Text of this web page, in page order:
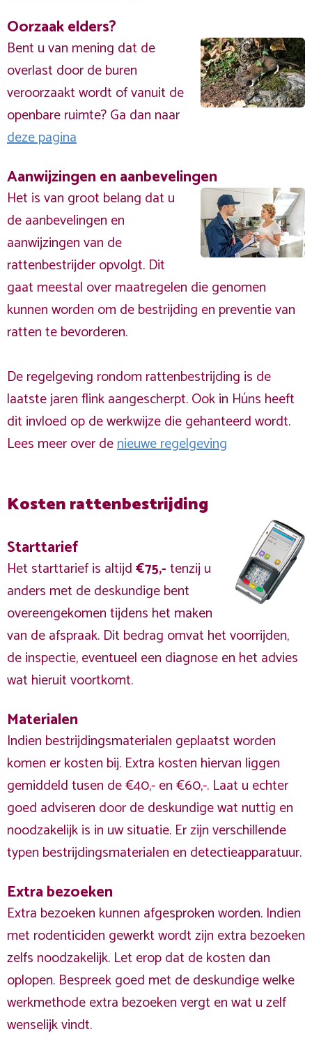
Oorzaak elders?
Bent u van mening dat de
overlast door de buren
veroorzaakt wordt of vanuit de
openbare ruimte? Ga dan naar
deze pagina
Aanwijzingen en aanbevelingen
Het is van groot belang dat u
de aanbevelingen en
aanwijzingen van de
rattenbestrijder opvolgt. Dit
gaat meestal over maatregelen die genomen
kunnen worden om de bestrijding en preventie van
ratten te bevorderen.
De regelgeving rondom rattenbestrijding is de
laatste jaren flink aangescherpt. Ook in Húns heeft
dit invloed op de werkwijze die gehanteerd wordt.
Lees meer over denieuwe regelgeving
Kosten rattenbestrijding
Starttarief
Het starttarief is altijd€75,-tenzij u
anders met de deskundige bent
overeengekomen tijdens het maken
van de afspraak. Dit bedrag omvat het voorrijden,
de inspectie, eventueel een diagnose en het advies
wat hieruit voortkomt.
Materialen
Indien bestrijdingsmaterialen geplaatst worden
komen er kosten bij. Extra kosten hiervan liggen
gemiddeld tusen de €40,- en €60,-. Laat u echter
goed adviseren door de deskundige wat nuttig en
noodzakelijk is in uw situatie. Er zijn verschillende
typen bestrijdingsmaterialen en detectieapparatuur.
Extra bezoeken
Extra bezoeken kunnen afgesproken worden. Indien
met rodenticiden gewerkt wordt zijn extra bezoeken
zelfs noodzakelijk. Let erop dat de kosten dan
oplopen. Bespreek goed met de deskundige welke
werkmethode extra bezoeken vergt en wat u zelf
wenselijk vindt.